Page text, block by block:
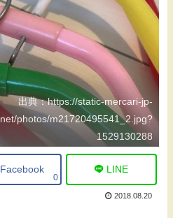
出典：https://static-mercari-jp-
photos/m21720495541_2.jpg?
1529130288
Facebook
0
LINE
2018.08.20